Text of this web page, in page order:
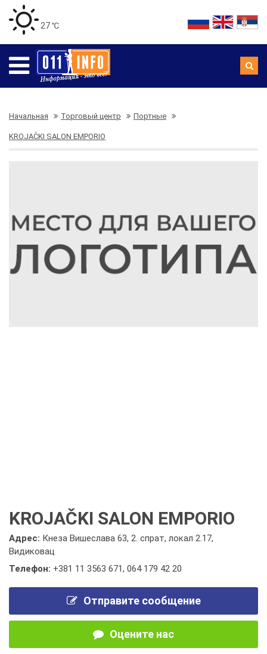
27 ℃
Начальная Торговый центр Портные
KROJAČKI SALON EMPORIO
KROJAČKI SALON EMPORIO
Адрес: Кнеза Вишеслава 63, 2. спрат, локал 2.17,
Видиковац
Телефон: +381 11 3563 671, 064 179 42 20
Отправите сообщение
Оцените нас